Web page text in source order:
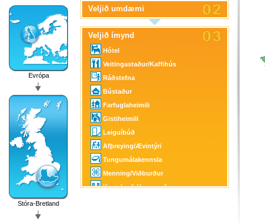
Evrópa
Stóra-Bretland
Veljið umdæmi
Veljið ímynd
Hótel
Veitingastaður/Kaffihús
Ráðstefna
Bústaður
Farfuglaheimili
Gistiheimili
Leiguíbúð
Afþreying/Ævintýri
Tungumálakennsla
Menning/Viðburður
Kastalar & Herragarðar